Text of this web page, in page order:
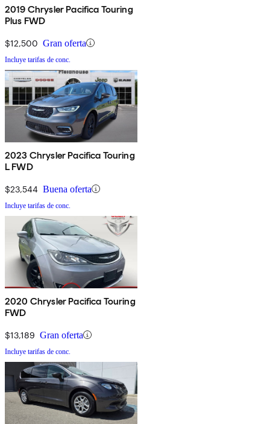
2019 Chrysler Pacifica Touring
Plus FWD
$12,500 Gran oferta
Incluye tarifas de conc.
2023 Chrysler Pacifica Touring
L FWD
$23,544 Buena oferta
Incluye tarifas de conc.
2020 Chrysler Pacifica Touring
FWD
$13,189 Gran oferta
Incluye tarifas de conc.